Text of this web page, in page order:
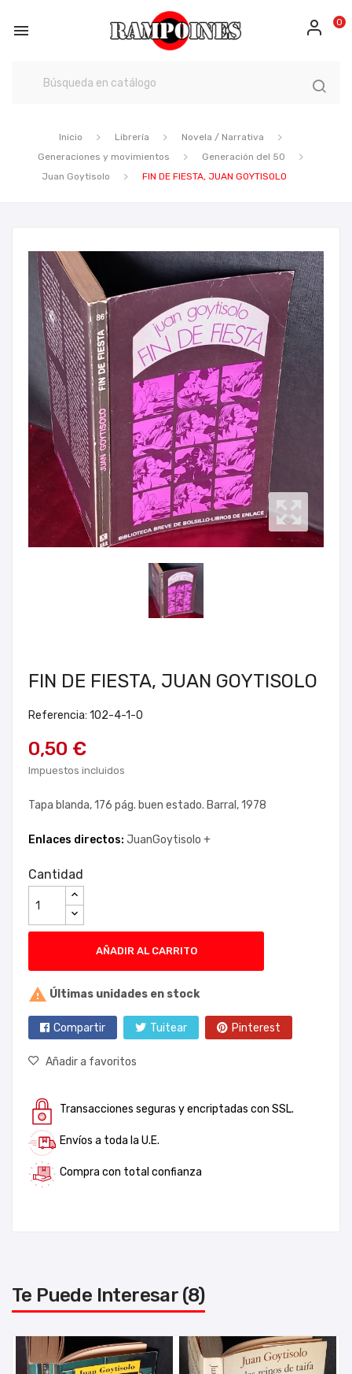
 0
Inicio Librería
Novela / Narrativa
Generaciones y movimientos
Generación del 50
Juan Goytisolo
FIN DE FIESTA, JUAN GOYTISOLO
FIN DE FIESTA, JUAN GOYTISOLO
Referencia: 102-4-1-0
0,50 €
Impuestos incluidos
Tapa blanda, 176 pág. buen estado. Barral, 1978
Enlaces directos: JuanGoytisolo +
Cantidad
AÑADIR AL CARRITO
 Últimas unidades en stock
Compartir Tuitear Pinterest
Añadir a favoritos
Transacciones seguras y encriptadas con SSL.
Envíos a toda la U.E.
Compra con total confianza
Te Puede Interesar (8)